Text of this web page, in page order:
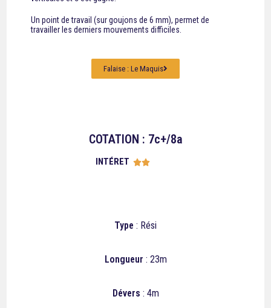
Un point de travail (sur goujons de 6 mm), permet de
travailler les derniers mouvements difficiles.
Falaise : Le Maquis
COTATION : 7c+/8a
INTÉRET 
Type : Rési
Longueur : 23m
Dévers : 4m